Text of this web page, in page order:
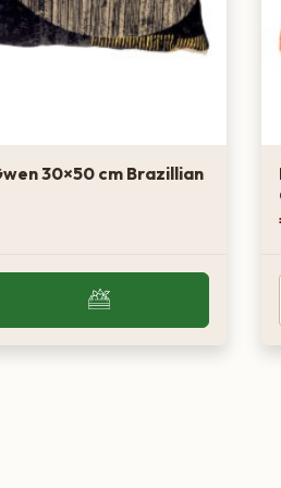
30×50 cm Brazillian